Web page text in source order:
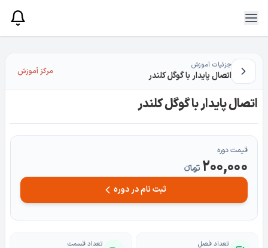
جزئیات آموزش
اتصال پایدار با گوگل کلندر مرکز آموزش
اتصال پایدار با گوگل کلندر
قیمت دوره
200,000 تومانءء
ثبت نام در دوره
تعداد فصل تعداد قسمت